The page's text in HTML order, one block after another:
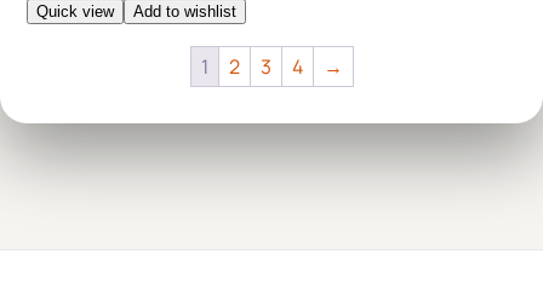
Quick view
Add to wishlist
1 2 3 4 →